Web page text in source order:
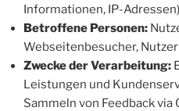
Informationen, IP-
Betroffene Personen:
Webseitenbesucher,
Zwecke der Verarbeitung:
Leistungen und
Sammeln von Feedback via